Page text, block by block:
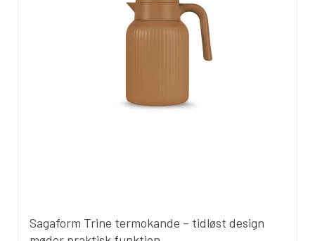
Sagaform Trine termokande – tidløst design